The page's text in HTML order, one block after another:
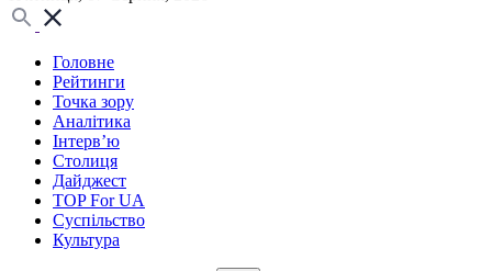
Головне
Рейтинги
Точка зору
Аналітика
Інтерв’ю
Столиця
Дайджест
TOP For UA
Суспiльство
Культура